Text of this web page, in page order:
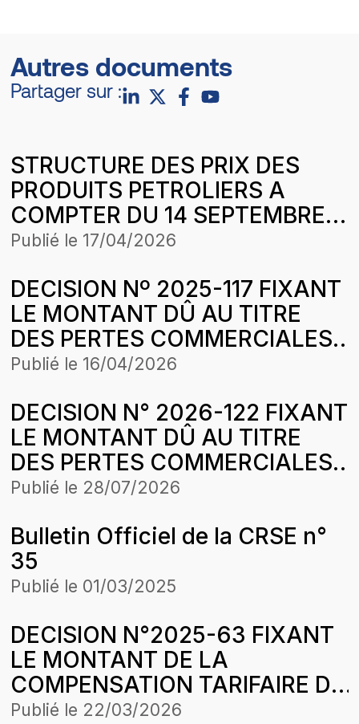
Autres documents
Partager sur :
STRUCTURE DES PRIX DES
PRODUITS PETROLIERS A
COMPTER DU 14 SEPTEMBRE
2024
Publié le 17/04/2026
DECISION Nº 2025-117 FIXANT
LE MONTANT DÛ AU TITRE
DES PERTES COMMERCIALES
SUBIES PAR LA SOCIETE
BOUSSO SA SUITE AUX
CESSIONS DE GAZ BUTANE
SUR LA PERIODE
D’APPLICATION DE LA
MAI 2025
Publié le 16/04/2026
DECISION N° 2026-122 FIXANT
LE MONTANT DÛ AU TITRE
DES PERTES COMMERCIALES
SUBIES PAR LA SOCIETE
DES CESSIONS DE GASOIL
POUR LA PERIODE
D’APPLICATION DE LA
AVRIL 2026
Publié le 28/07/2026
Bulletin Officiel de la CRSE n°
35
Publié le 01/03/2025
DECISION N°2025-63 FIXANT
LE MONTANT DE LA
COMPENSATION TARIFAIRE DU
MOIS DE MAI 2025 DE
Publié le 22/03/2026